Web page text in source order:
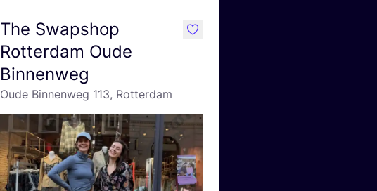
The Swapshop
Rotterdam Oude
Binnenweg
Oude Binnenweg 113, Rotterdam
like